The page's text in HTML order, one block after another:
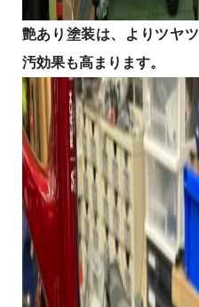
艶あり塗装は、よりツヤ
汚効果も高まります。